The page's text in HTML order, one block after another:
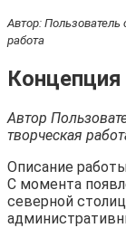
Автор:
работа
Концепция
Автор
творческая
Описание
С момента
северной